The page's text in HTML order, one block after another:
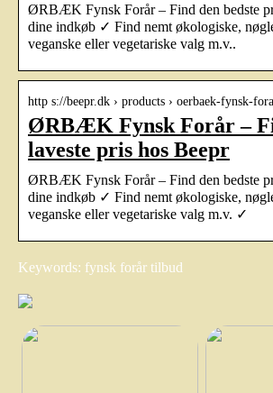
ØRBÆK Fynsk Forår – Find den bedste
dine indkøb ✓ Find nemt økologiske,
veganske eller vegetariske valg m.v..
http s://beepr.dk › products › oerbaek-fynsk-
ØRBÆK Fynsk Forår –
laveste pris hos Beepr
ØRBÆK Fynsk Forår – Find den bedste
dine indkøb ✓ Find nemt økologiske,
veganske eller vegetariske valg m.v. ✓
Keywords: fynsk forår tilbud